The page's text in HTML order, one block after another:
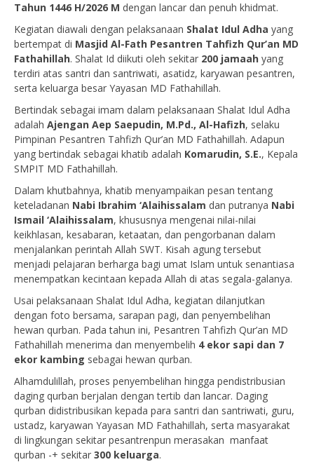
Tahun 1446 H/2026 M dengan lancar dan penuh khidmat.
Kegiatan diawali dengan pelaksanaan Shalat Idul Adha yang
bertempat di Masjid Al-Fath Pesantren Tahfizh Qur’an MD
Fathahillah. Shalat Id diikuti oleh sekitar 200 jamaah yang
terdiri atas santri dan santriwati, asatidz, karyawan pesantren,
serta keluarga besar Yayasan MD Fathahillah.
Bertindak sebagai imam dalam pelaksanaan Shalat Idul Adha
adalah Ajengan Aep Saepudin, M.Pd., Al-Hafizh, selaku
Pimpinan Pesantren Tahfizh Qur’an MD Fathahillah. Adapun
yang bertindak sebagai khatib adalah Komarudin, S.E., Kepala
SMPIT MD Fathahillah.
Dalam khutbahnya, khatib menyampaikan pesan tentang
keteladanan Nabi Ibrahim ‘Alaihissalam dan putranya Nabi
Ismail ‘Alaihissalam, khususnya mengenai nilai-nilai
keikhlasan, kesabaran, ketaatan, dan pengorbanan dalam
menjalankan perintah Allah SWT. Kisah agung tersebut
menjadi pelajaran berharga bagi umat Islam untuk senantiasa
menempatkan kecintaan kepada Allah di atas segala-galanya.
Usai pelaksanaan Shalat Idul Adha, kegiatan dilanjutkan
dengan foto bersama, sarapan pagi, dan penyembelihan
hewan qurban. Pada tahun ini, Pesantren Tahfizh Qur’an MD
Fathahillah menerima dan menyembelih 4 ekor sapi dan 7
ekor kambing sebagai hewan qurban.
Alhamdulillah, proses penyembelihan hingga pendistribusian
daging qurban berjalan dengan tertib dan lancar. Daging
qurban didistribusikan kepada para santri dan santriwati, guru,
ustadz, karyawan Yayasan MD Fathahillah, serta masyarakat
di lingkungan sekitar pesantrenpun merasakan manfaat
qurban -+ sekitar 300 keluarga.